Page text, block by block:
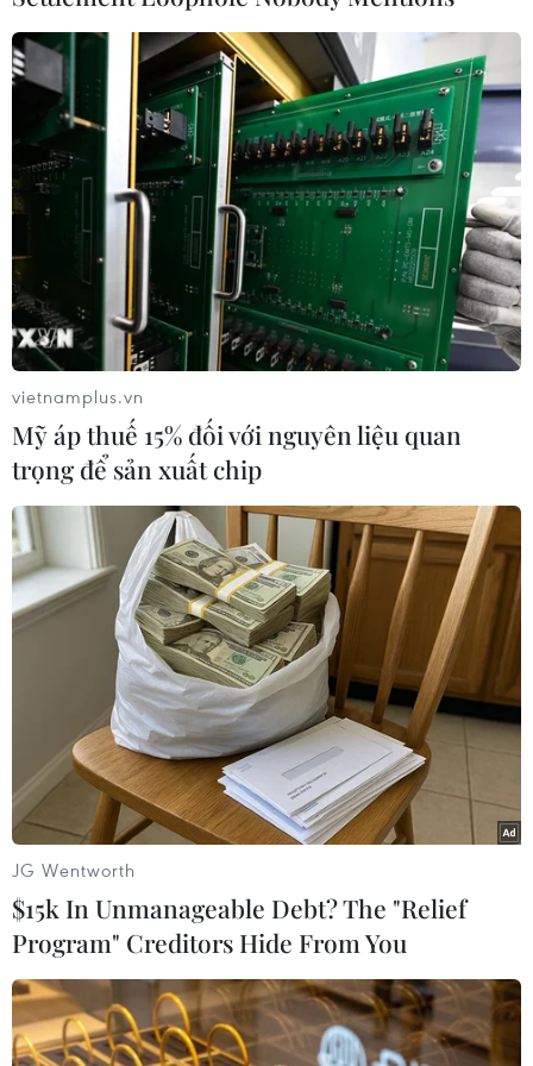
nhìn xa trên 10km, giảm xuống 4-10km trong
mưa. Gió nhẹ./.
(TTXVN/Vietnam+)
#Áo mưa #Thời tiết Bắc Bộ
#Không khí lạnh
#Mưa rét
#tin tức #tin tức mới nhất
#tin tức 24h
#tin tức mới nhất trong ngày
#tin tức thời sự
#tin tức hot
#tin tức an ninh #tin tức hot
Theo dõi VietnamPlus
vietnamplus.vn
Mỹ áp thuế 15% đối với nguyên liệu quan
trọng để sản xuất chip
JG Wentworth
$15k In Unmanageable Debt? The "Relief
Program" Creditors Hide From You